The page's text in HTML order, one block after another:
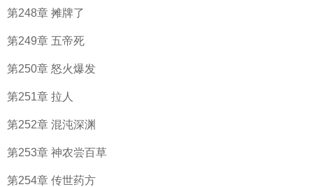
第248章 摊牌了
第249章 五帝死
第250章 怒火爆发
第251章 拉人
第252章 混沌深渊
第253章 神农尝百草
第254章 传世药方